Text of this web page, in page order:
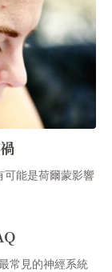
可能是荷爾蒙影響
常見的神經系統